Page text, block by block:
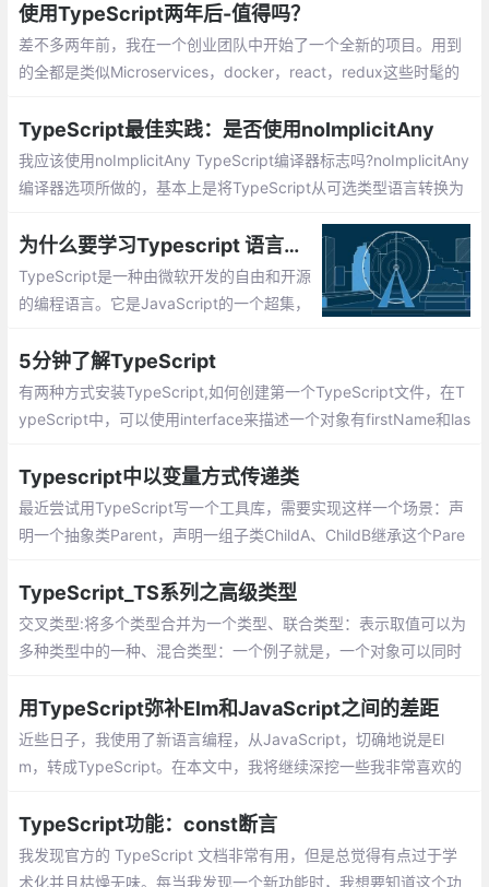
准，提供了与 React 16 一致的使用方式与
API。
使用TypeScript两年后-值得吗？
差不多两年前，我在一个创业团队中开始了一个全新的项目。用到
的全都是类似Microservices，docker，react，redux这些时髦的
TypeScript最佳实践：是否使用noImplicitAny
我应该使用noImplicitAny TypeScript编译器标志吗?noImplicitAny
编译器选项所做的，基本上是将TypeScript从可选类型语言转换为
了一些，因为简单的：
为什么要学习Typescript 语言呢?Typescript 开发环境安装
TypeScript是一种由微软开发的自由和开源
的编程语言。它是JavaScript的一个超集，
以编译成纯JavaScript。TypeScript可以在
任何浏览器、任何计算机和任何操作系统上
运行，并且是开源的。
5分钟了解TypeScript
有两种方式安装TypeScript,如何创建第一个TypeScript文件，在T
ypeScript中，可以使用interface来描述一个对象有firstName和las
要的一个功能就是基于类的面向对象编程
Typescript中以变量方式传递类
最近尝试用TypeScript写一个工具库，需要实现这样一个场景：声
明一个抽象类Parent，声明一组子类ChildA、ChildB继承这个Pare
TypeScript_TS系列之高级类型
交叉类型:将多个类型合并为一个类型、联合类型：表示取值可以为
多种类型中的一种、混合类型：一个例子就是，一个对象可以同时
动指定一个值的类型
用TypeScript弥补Elm和JavaScript之间的差距
近些日子，我使用了新语言编程，从JavaScript，切确地说是El
m，转成TypeScript。在本文中，我将继续深挖一些我非常喜欢的
TypeScript功能：const断言
我发现官方的 TypeScript 文档非常有用，但是总觉得有点过于学
术化并且枯燥无味。每当我发现一个新功能时，我想要知道这个功